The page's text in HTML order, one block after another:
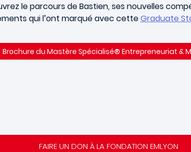
le parcours de Bastien, ses nouvelles
qui l’ont marqué avec cetteGraduate
Brochure du Mastère Spécialisé® Entrepreneuriat &
FAIRE UN DON À LA FONDATION EMLYON